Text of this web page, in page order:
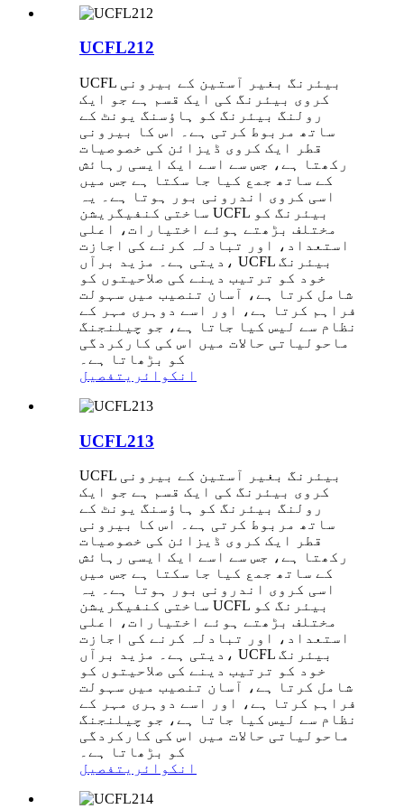
UCFL212
UCFL بیئرنگ بغیر آستین کے بیرونی
کروی بیئرنگ کی ایک قسم ہے جو ایک
رولنگ بیئرنگ کو ہاؤسنگ یونٹ کے
ساتھ مربوط کرتی ہے۔ اس کا بیرونی
قطر ایک کروی ڈیزائن کی خصوصیات
رکھتا ہے، جس سے اسے ایک ایسی رہائش
کے ساتھ جمع کیا جا سکتا ہے جس میں
اسی کروی اندرونی بور ہوتا ہے۔ یہ
ساختی کنفیگریشن UCFL بیئرنگ کو
مختلف بڑھتے ہوئے اختیارات، اعلی
استعداد، اور تبادلہ کرنے کی اجازت
دیتی ہے۔ مزید برآں، UCFL بیئرنگ
خود کو ترتیب دینے کی صلاحیتوں کو
شامل کرتا ہے، آسان تنصیب میں سہولت
فراہم کرتا ہے، اور اسے دوہری مہر کے
نظام سے لیس کیا جاتا ہے، جو چیلنجنگ
ماحولیاتی حالات میں اس کی کارکردگی
کو بڑھاتا ہے۔
انکوائری تفصیل
UCFL213
UCFL بیئرنگ بغیر آستین کے بیرونی
کروی بیئرنگ کی ایک قسم ہے جو ایک
رولنگ بیئرنگ کو ہاؤسنگ یونٹ کے
ساتھ مربوط کرتی ہے۔ اس کا بیرونی
قطر ایک کروی ڈیزائن کی خصوصیات
رکھتا ہے، جس سے اسے ایک ایسی رہائش
کے ساتھ جمع کیا جا سکتا ہے جس میں
اسی کروی اندرونی بور ہوتا ہے۔ یہ
ساختی کنفیگریشن UCFL بیئرنگ کو
مختلف بڑھتے ہوئے اختیارات، اعلی
استعداد، اور تبادلہ کرنے کی اجازت
دیتی ہے۔ مزید برآں، UCFL بیئرنگ
خود کو ترتیب دینے کی صلاحیتوں کو
شامل کرتا ہے، آسان تنصیب میں سہولت
فراہم کرتا ہے، اور اسے دوہری مہر کے
نظام سے لیس کیا جاتا ہے، جو چیلنجنگ
ماحولیاتی حالات میں اس کی کارکردگی
کو بڑھاتا ہے۔
انکوائری تفصیل